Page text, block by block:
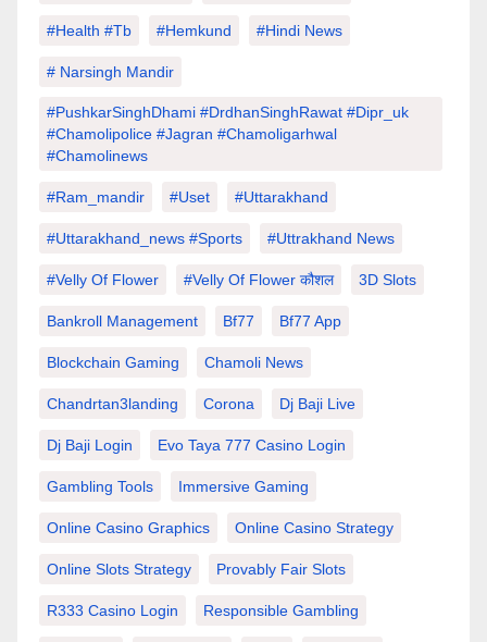
#Health #tb #hemkund #hindi News
# Narsingh Mandir
#PushkarSinghDhami #drdhanSinghRawat #dipr_uk
#chamolipolice #Jagran #chamoligarhwal
#chamolinews
#Ram_mandir #uset #uttarakhand
#Uttarakhand_news #sports #Uttrakhand News
#velly Of Flower #velly Of Flower कौशल 3D Slots
Bankroll Management Bf77 Bf77 App
Blockchain Gaming Chamoli News
Chandrtan3landing Corona Dj Baji Live
Dj Baji Login Evo Taya 777 Casino Login
Gambling Tools Immersive Gaming
Online Casino Graphics Online Casino Strategy
Online Slots Strategy Provably Fair Slots
R333 Casino Login Responsible Gambling